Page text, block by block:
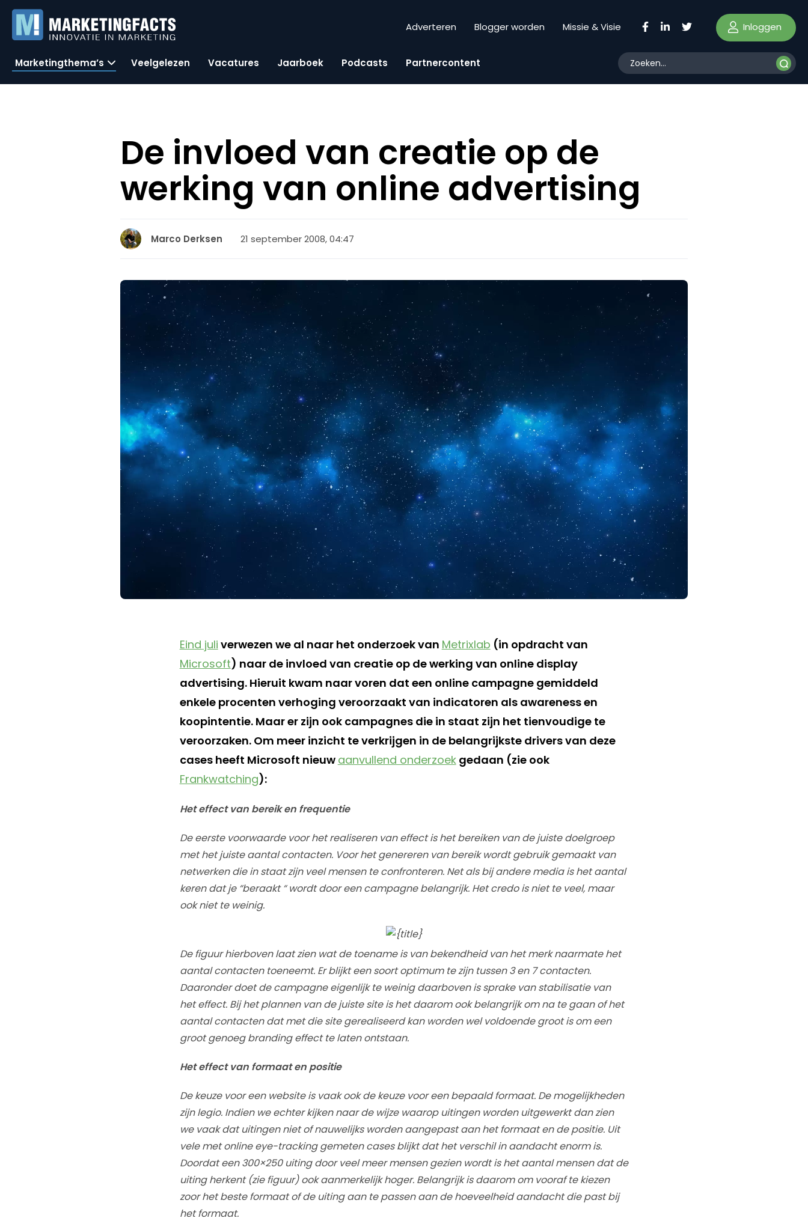
Adverteren Blogger worden Missie & Visie Inloggen
Marketingthema’s Veelgelezen Vacatures Jaarboek Podcasts Partnercontent
De invloed van creatie op de
werking van online advertising
Marco Derksen 21 september 2008, 04:47
Eind juli verwezen we al naar het onderzoek van Metrixlab (in opdracht van
Microsoft) naar de invloed van creatie op de werking van online display
advertising. Hieruit kwam naar voren dat een online campagne gemiddeld
enkele procenten verhoging veroorzaakt van indicatoren als awareness en
koopintentie. Maar er zijn ook campagnes die in staat zijn het tienvoudige te
veroorzaken. Om meer inzicht te verkrijgen in de belangrijkste drivers van deze
cases heeft Microsoft nieuw aanvullend onderzoekgedaan (zie ook
Frankwatching):
Het effect van bereik en frequentie
De eerste voorwaarde voor het realiseren van effect is het bereiken van de juiste doelgroep
met het juiste aantal contacten. Voor het genereren van bereik wordt gebruik gemaakt van
netwerken die in staat zijn veel mensen te confronteren. Net als bij andere media is het aantal
keren dat je “beraakt “ wordt door een campagne belangrijk. Het credo is niet te veel, maar
ook niet te weinig.
De figuur hierboven laat zien wat de toename is van bekendheid van het merk naarmate het
aantal contacten toeneemt. Er blijkt een soort optimum te zijn tussen 3 en 7 contacten.
Daaronder doet de campagne eigenlijk te weinig daarboven is sprake van stabilisatie van
het effect. Bij het plannen van de juiste site is het daarom ook belangrijk om na te gaan of het
aantal contacten dat met die site gerealiseerd kan worden wel voldoende groot is om een
groot genoeg branding effect te laten ontstaan.
Het effect van formaat en positie
De keuze voor een website is vaak ook de keuze voor een bepaald formaat. De mogelijkheden
zijn legio. Indien we echter kijken naar de wijze waarop uitingen worden uitgewerkt dan zien
we vaak dat uitingen niet of nauwelijks worden aangepast aan het formaat en de positie. Uit
vele met online eye-tracking gemeten cases blijkt dat het verschil in aandacht enorm is.
Doordat een 300×250 uiting door veel meer mensen gezien wordt is het aantal mensen dat de
uiting herkent (zie figuur) ook aanmerkelijk hoger. Belangrijk is daarom om vooraf te kiezen
zoor het beste formaat of de uiting aan te passen aan de hoeveelheid aandacht die past bij
het formaat.